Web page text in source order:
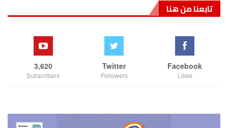
تابعنا من هنا
Facebook
Likes
Twitter
Followers
3,620
Subscribers